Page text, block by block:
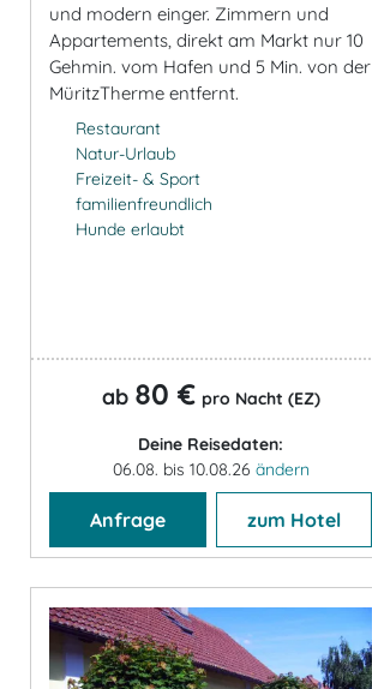
und modern einger. Zimmern und
Appartements, direkt am Markt nur 10
Gehmin. vom Hafen und 5 Min. von der
MüritzTherme entfernt.
Restaurant
Natur-Urlaub
Freizeit- & Sport
familienfreundlich
Hunde erlaubt
ab 80 € pro Nacht (EZ)
Deine Reisedaten:
06.08. bis 10.08.26 ändern
Anfrage zum Hotel